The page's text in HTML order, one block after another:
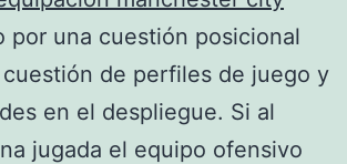
por una cuestión posicional
de perfiles de juego y
en el despliegue. Si al
jugada el equipo ofensivo